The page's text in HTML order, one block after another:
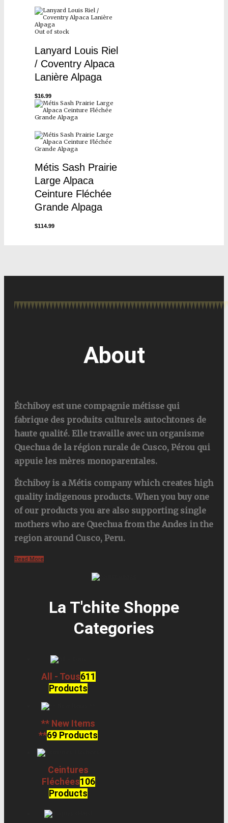
Out of stock
Lanyard Louis Riel
/ Coventry Alpaca
Lanière Alpaga
$16.99
Métis Sash Prairie
Large Alpaca
Ceinture Fléchée
Grande Alpaga
$114.99
About
Étchiboy est une compagnie métisse qui
fabrique des produits culturels autochtones de
haute qualité. Elle travaille avec un organisme
Quechua de la région rurale de Cusco, Pérou qui
appuie les mères monoparentales.
Étchiboy is a Métis company which creates high
quality indigenous products. When you buy one
of our products you are also supporting single
mothers who are Quechua from the Andes in the
region around Cusco, Peru.
Read More
La T'chite Shoppe
Categories​
All - Tous611
Products
** New Items
**69 Products
Ceintures
Fléchées106
Products